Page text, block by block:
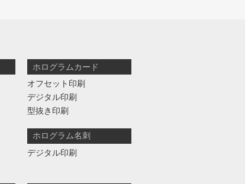
ホログラムカード
オフセット印刷
デジタル印刷
型抜き印刷
ホログラム名刺
デジタル印刷